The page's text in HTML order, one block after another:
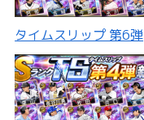
タイムスリップ 第6弾